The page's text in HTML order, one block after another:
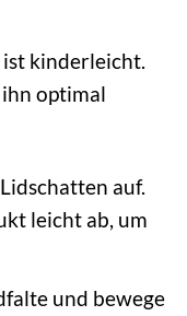
ist kinderleicht.
optimal
auf.
leicht ab, um
und bewege